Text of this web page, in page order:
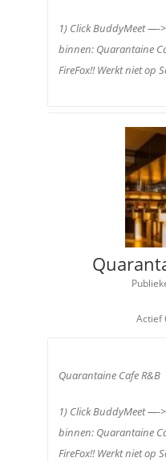
1) Click BuddyMeet —-
binnen: Quarantaine
FireFox!! Werkt niet op
Actief
Quarantaine Cafe R&B
1) Click BuddyMeet —-
binnen: Quarantaine
FireFox!! Werkt niet op